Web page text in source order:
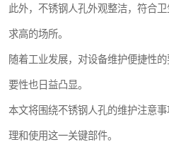
此外，不锈钢人孔外观整洁，符合
求高的场所。
随着工业发展，对设备维护便捷性
要性也日益凸显。
本文将围绕不锈钢人孔的维护注意
理和使用这一关键部件。